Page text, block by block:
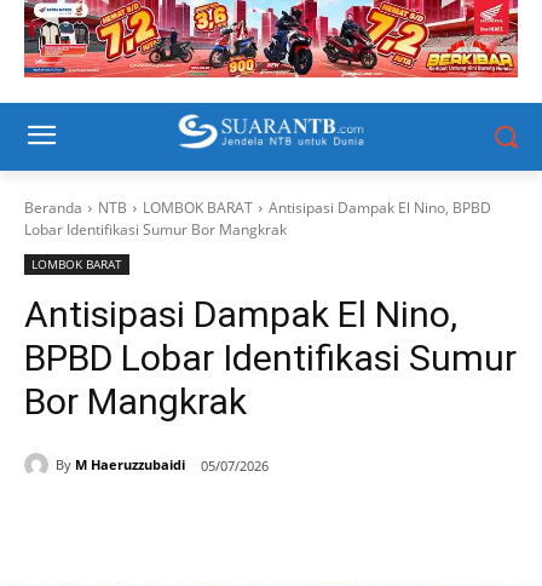
Beranda NTB LOMBOK BARAT
Antisipasi Dampak El Nino, BPBD
Lobar Identifikasi Sumur Bor Mangkrak
LOMBOK BARAT
Antisipasi Dampak El Nino,
BPBD Lobar Identifikasi Sumur
Bor Mangkrak
By M Haeruzzubaidi 05/07/2026